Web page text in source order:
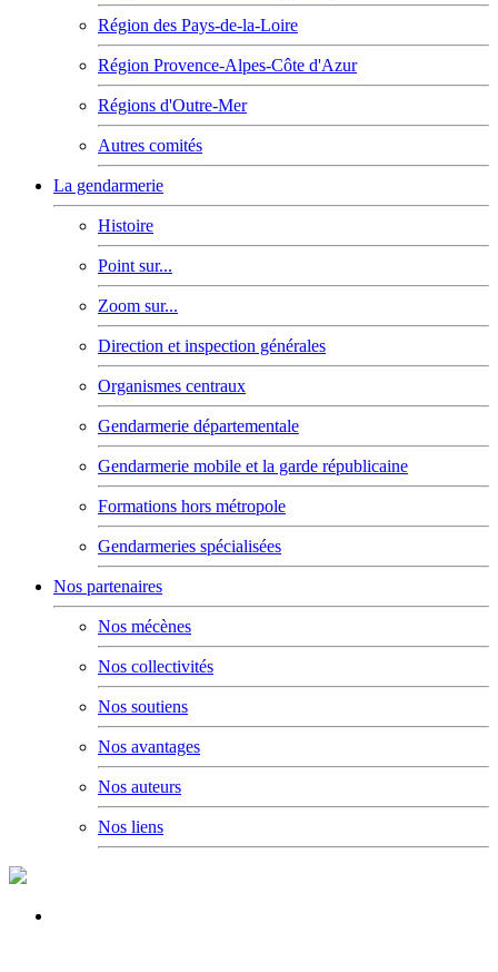
Région des Pays-de-la-Loire
Région Provence-Alpes-Côte d'Azur
Régions d'Outre-Mer
Autres comités
La gendarmerie
Histoire
Point sur...
Zoom sur...
Direction et inspection générales
Organismes centraux
Gendarmerie départementale
Gendarmerie mobile et la garde républicaine
Formations hors métropole
Gendarmeries spécialisées
Nos partenaires
Nos mécènes
Nos collectivités
Nos soutiens
Nos avantages
Nos auteurs
Nos liens